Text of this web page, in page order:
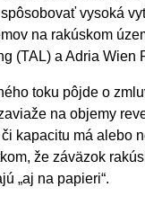
vysoká
na rakúskom
(TAL) a Adria Wien
toku pôjde o
na objemy
kapacitu má alebo
že záväzok
„aj na papieri“.